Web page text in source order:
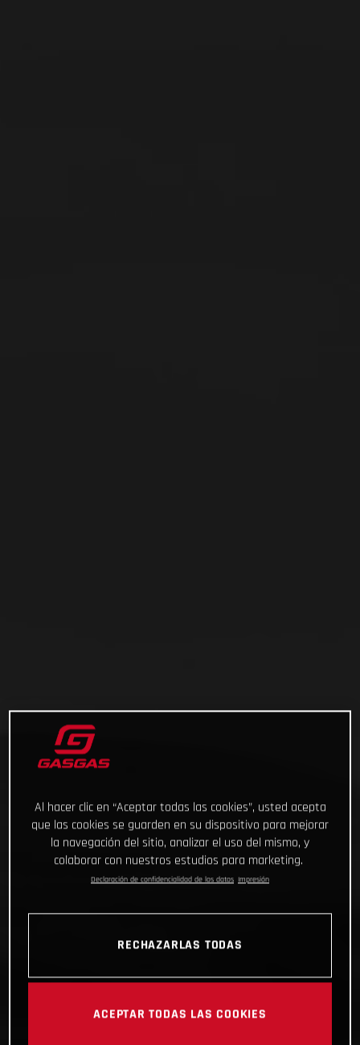
Al hacer clic en “Aceptar todas las cookies”, usted acepta
que las cookies se guarden en su dispositivo para mejorar
la navegación del sitio, analizar el uso del mismo, y
colaborar con nuestros estudios para marketing.
Declaración de confidencialidad de los datos Impresión
RECHAZARLAS TODAS
ACEPTAR TODAS LAS COOKIES